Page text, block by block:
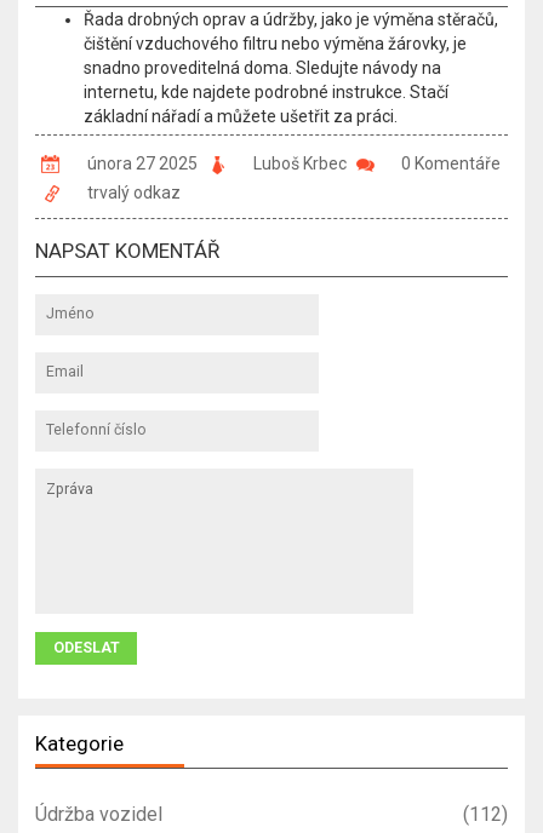
Řada drobných oprav a údržby, jako je výměna stěračů,
čištění vzduchového filtru nebo výměna žárovky, je
snadno proveditelná doma. Sledujte návody na
internetu, kde najdete podrobné instrukce. Stačí
základní nářadí a můžete ušetřit za práci.
února 27 2025 Luboš Krbec
0 Komentáře
trvalý odkaz
NAPSAT KOMENTÁŘ
Kategorie
Údržba vozidel
(112)